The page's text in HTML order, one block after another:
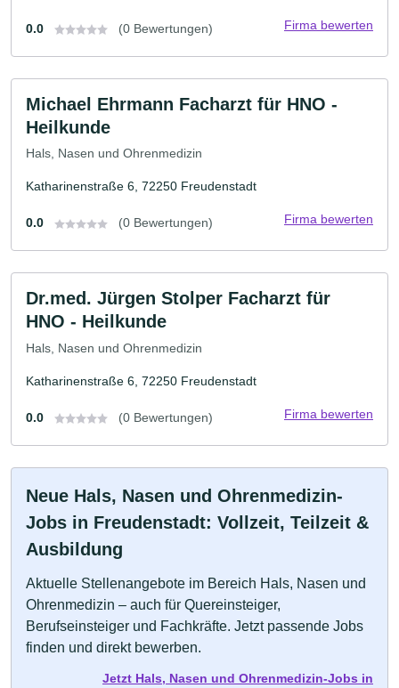
0.0 (0 Bewertungen) Firma bewerten
Michael Ehrmann Facharzt für HNO -
Heilkunde
Hals, Nasen und Ohrenmedizin
Katharinenstraße 6, 72250 Freudenstadt
0.0 (0 Bewertungen) Firma bewerten
Dr.med. Jürgen Stolper Facharzt für
HNO - Heilkunde
Hals, Nasen und Ohrenmedizin
Katharinenstraße 6, 72250 Freudenstadt
0.0 (0 Bewertungen) Firma bewerten
Neue Hals, Nasen und Ohrenmedizin-
Jobs in Freudenstadt: Vollzeit, Teilzeit &
Ausbildung
Aktuelle Stellenangebote im Bereich Hals, Nasen und
Ohrenmedizin – auch für Quereinsteiger,
Berufseinsteiger und Fachkräfte. Jetzt passende Jobs
finden und direkt bewerben.
Jetzt Hals, Nasen und Ohrenmedizin-Jobs in